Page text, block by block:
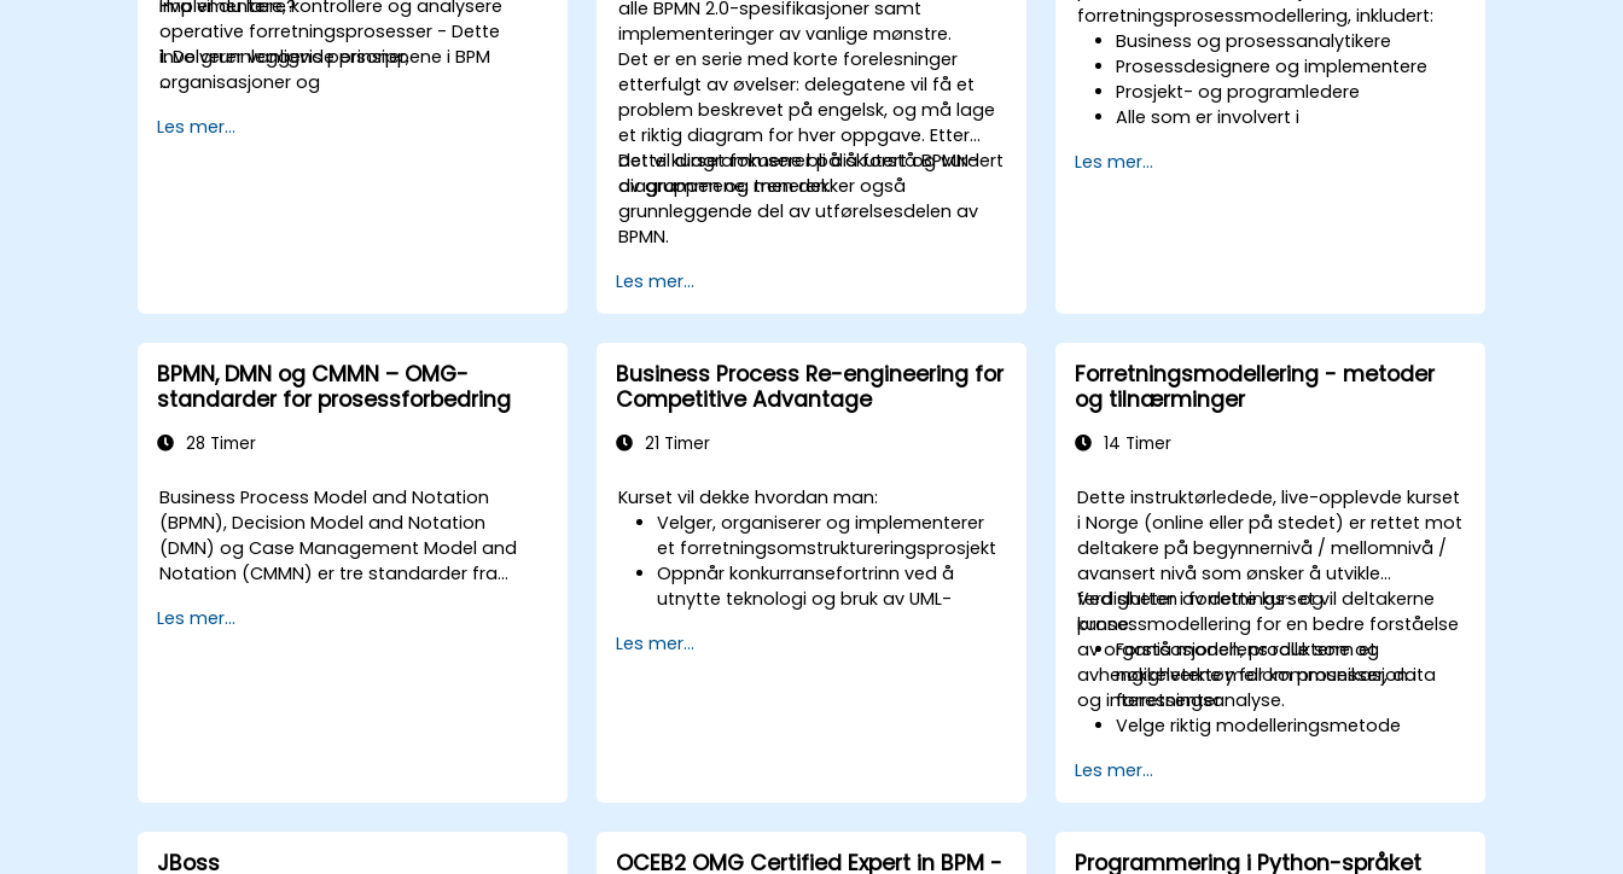
implementere, kontrollere og analysere
operative forretningsprosesser - Dette
involverer vanligvis personer,
organisasjoner og
Hva vil du lære?
1. De grunnleggende prinsippene i BPM
6. Forretningsregler
Les mer...
alle BPMN 2.0-spesifikasjoner samt
implementeringer av vanlige mønstre.
Det er en serie med korte forelesninger
etterfulgt av øvelser: delegatene vil få et
problem beskrevet på engelsk, og må lage
et riktig diagram for hver oppgave. Etter
det vil diagrammene bli diskutert og vurdert
av gruppen og treneren.
Dette kurset fokuserer på å forstå BPMN-
diagrammene, men dekker også
grunnleggende del av utførelsesdelen av
BPMN.
Les mer...
forretningsprosessmodellering, inkludert:
Business og prosessanalytikere
Prosessdesignere og implementere
Prosjekt- og programledere
Alle som er involvert i
Les mer...
BPMN, DMN og CMMN – OMG-
standarder for prosessforbedring
28 Timer
Business Process Model and Notation
(BPMN), Decision Model and Notation
(DMN) og Case Management Model and
Notation (CMMN) er tre standarder fra
prosesser, beslutninger og saker. Dette
Les mer...
Business Process Re-engineering for
Competitive Advantage
21 Timer
Kurset vil dekke hvordan man:
Velger, organiserer og implementerer
et forretningsomstruktureringsprosjekt
Oppnår konkurransefortrinn ved å
utnytte teknologi og bruk av UML-
Maksimerer kundetilfredshet ved å
virksomheten
Sikrer best practice gjennom
anvendelse av forretningsmønstre
Les mer...
Forretningsmodellering - metoder
og tilnærminger
14 Timer
Dette instruktørledede, live-opplevde kurset
i Norge (online eller på stedet) er rettet mot
deltakere på begynnernivå / mellomnivå /
avansert nivå som ønsker å utvikle
ferdigheter i forretnings- og
prosessmodellering for en bedre forståelse
av organisasjonen, produktene og
avhengighetene mellom prosesser, data
og interessenter.
Ved slutten av dette kurset vil deltakerne
kunne:
Forstå modellens rolle som et
nøkkelverktøy for kommunikasjon i
forretningsanalyse.
Velge riktig modelleringsmetode
Canvas) tilpasset et spesifikt
forretningsmål.
Vite hvordan man dekomponerer
komplekse forretningsprosesser til
Les mer...
JBoss
OCEB2 OMG Certified Expert in BPM -
Programmering i Python-språket